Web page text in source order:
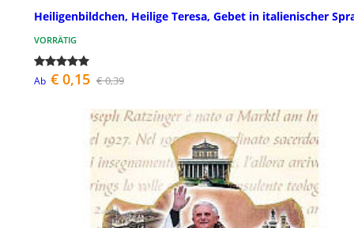
Heiligenbildchen, Heilige Teresa, Gebet in italienischer
VORRÄTIG
Ab € 0,15 € 0,39